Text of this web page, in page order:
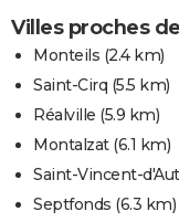
Villes proches
Monteils (2.4 km)
Saint-Cirq (5.5 km)
Réalville (5.9 km)
Montalzat(6.1 km)
Saint-Vincent-
Septfonds (6.3 km)